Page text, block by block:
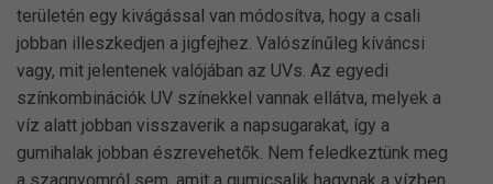
területén egy kivágással van módosítva, hogy a csali
jobban illeszkedjen a jigfejhez. Valószínűleg kíváncsi
vagy, mit jelentenek valójában az UVs. Az egyedi
színkombinációk UV színekkel vannak ellátva, melyek a
víz alatt jobban visszaverik a napsugarakat, így a
gumihalak jobban észrevehetők. Nem feledkeztünk meg
a szagnyomról sem, amit a gumicsalik hagynak a vízben.